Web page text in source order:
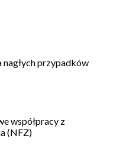
nagłych przypadków
współpracy z
(NFZ)